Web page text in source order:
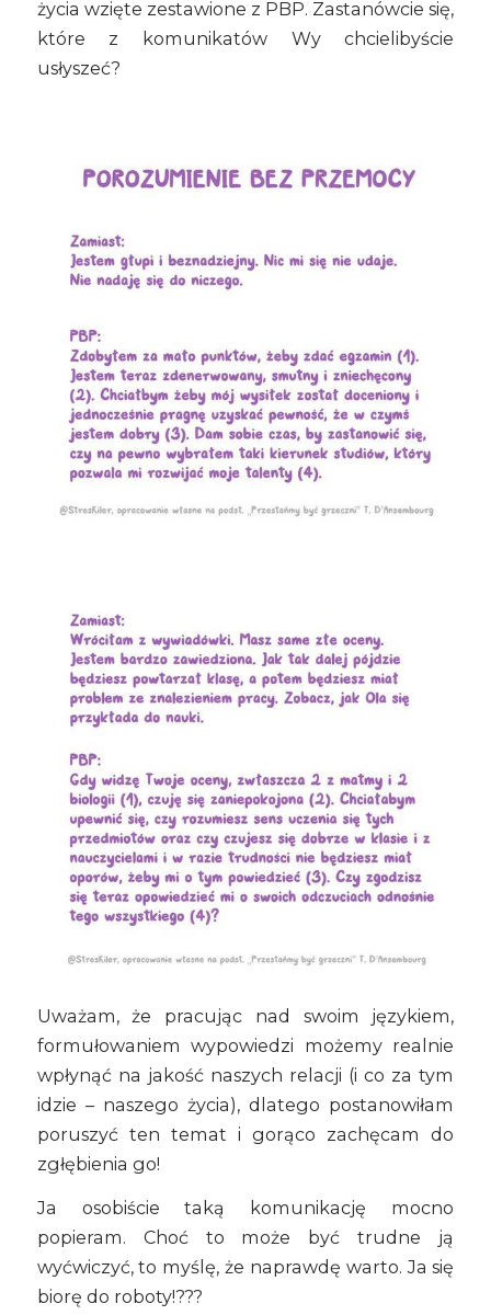
życia wzięte zestawione z PBP. Zastanówcie się,
które z komunikatów Wy chcielibyście
usłyszeć?
Uważam, że pracując nad swoim językiem,
formułowaniem wypowiedzi możemy realnie
wpłynąć na jakość naszych relacji (i co za tym
idzie – naszego życia), dlatego postanowiłam
poruszyć ten temat i gorąco zachęcam do
zgłębienia go!
Ja osobiście taką komunikację mocno
popieram. Choć to może być trudne ją
wyćwiczyć, to myślę, że naprawdę warto. Ja się
biorę do roboty!???